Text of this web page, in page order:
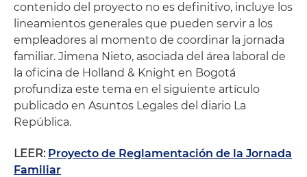
contenido del proyecto no es definitivo, incluye los
lineamientos generales que pueden servir a los
empleadores al momento de coordinar la jornada
familiar. Jimena Nieto, asociada del área laboral de
la oficina de Holland & Knight en Bogotá
profundiza este tema en el siguiente artículo
publicado en Asuntos Legales del diario La
República.
LEER: Proyecto de Reglamentación de la Jornada
Familiar